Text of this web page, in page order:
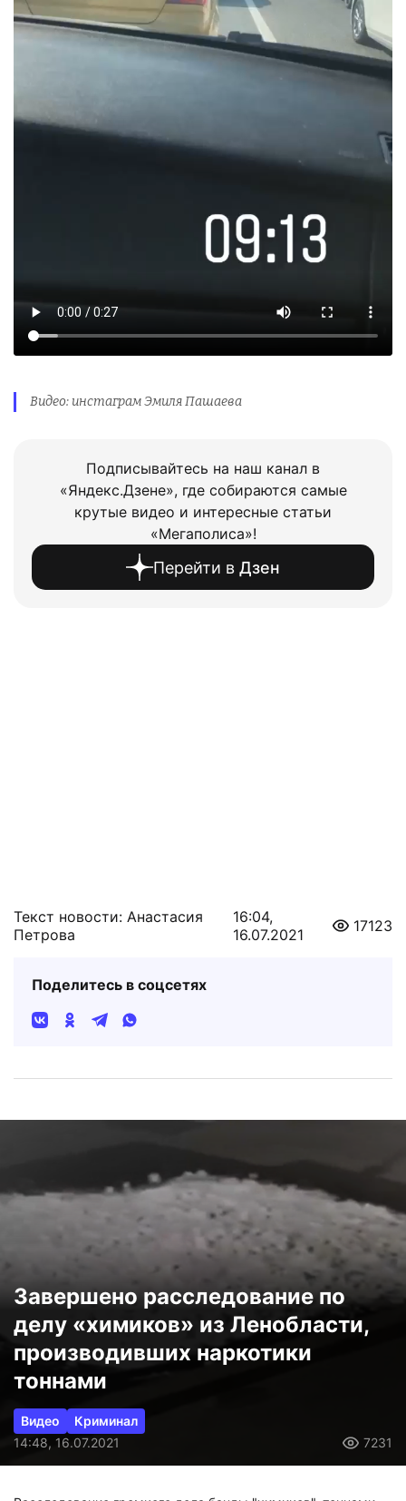
Видео: инстаграм Эмиля Пашаева
Подписывайтесь на наш канал в
«Яндекс.Дзене», где собираются самые
крутые видео и интересные статьи
«Мегаполиса»!
Перейти в Дзен
Текст новости: Анастасия
Петрова
16:04,
16.07.2021
17123
Поделитесь в соцсетях
Завершено расследование по
делу «химиков» из Ленобласти,
производивших наркотики
тоннами
Видео
Криминал
14:48, 16.07.2021
7231